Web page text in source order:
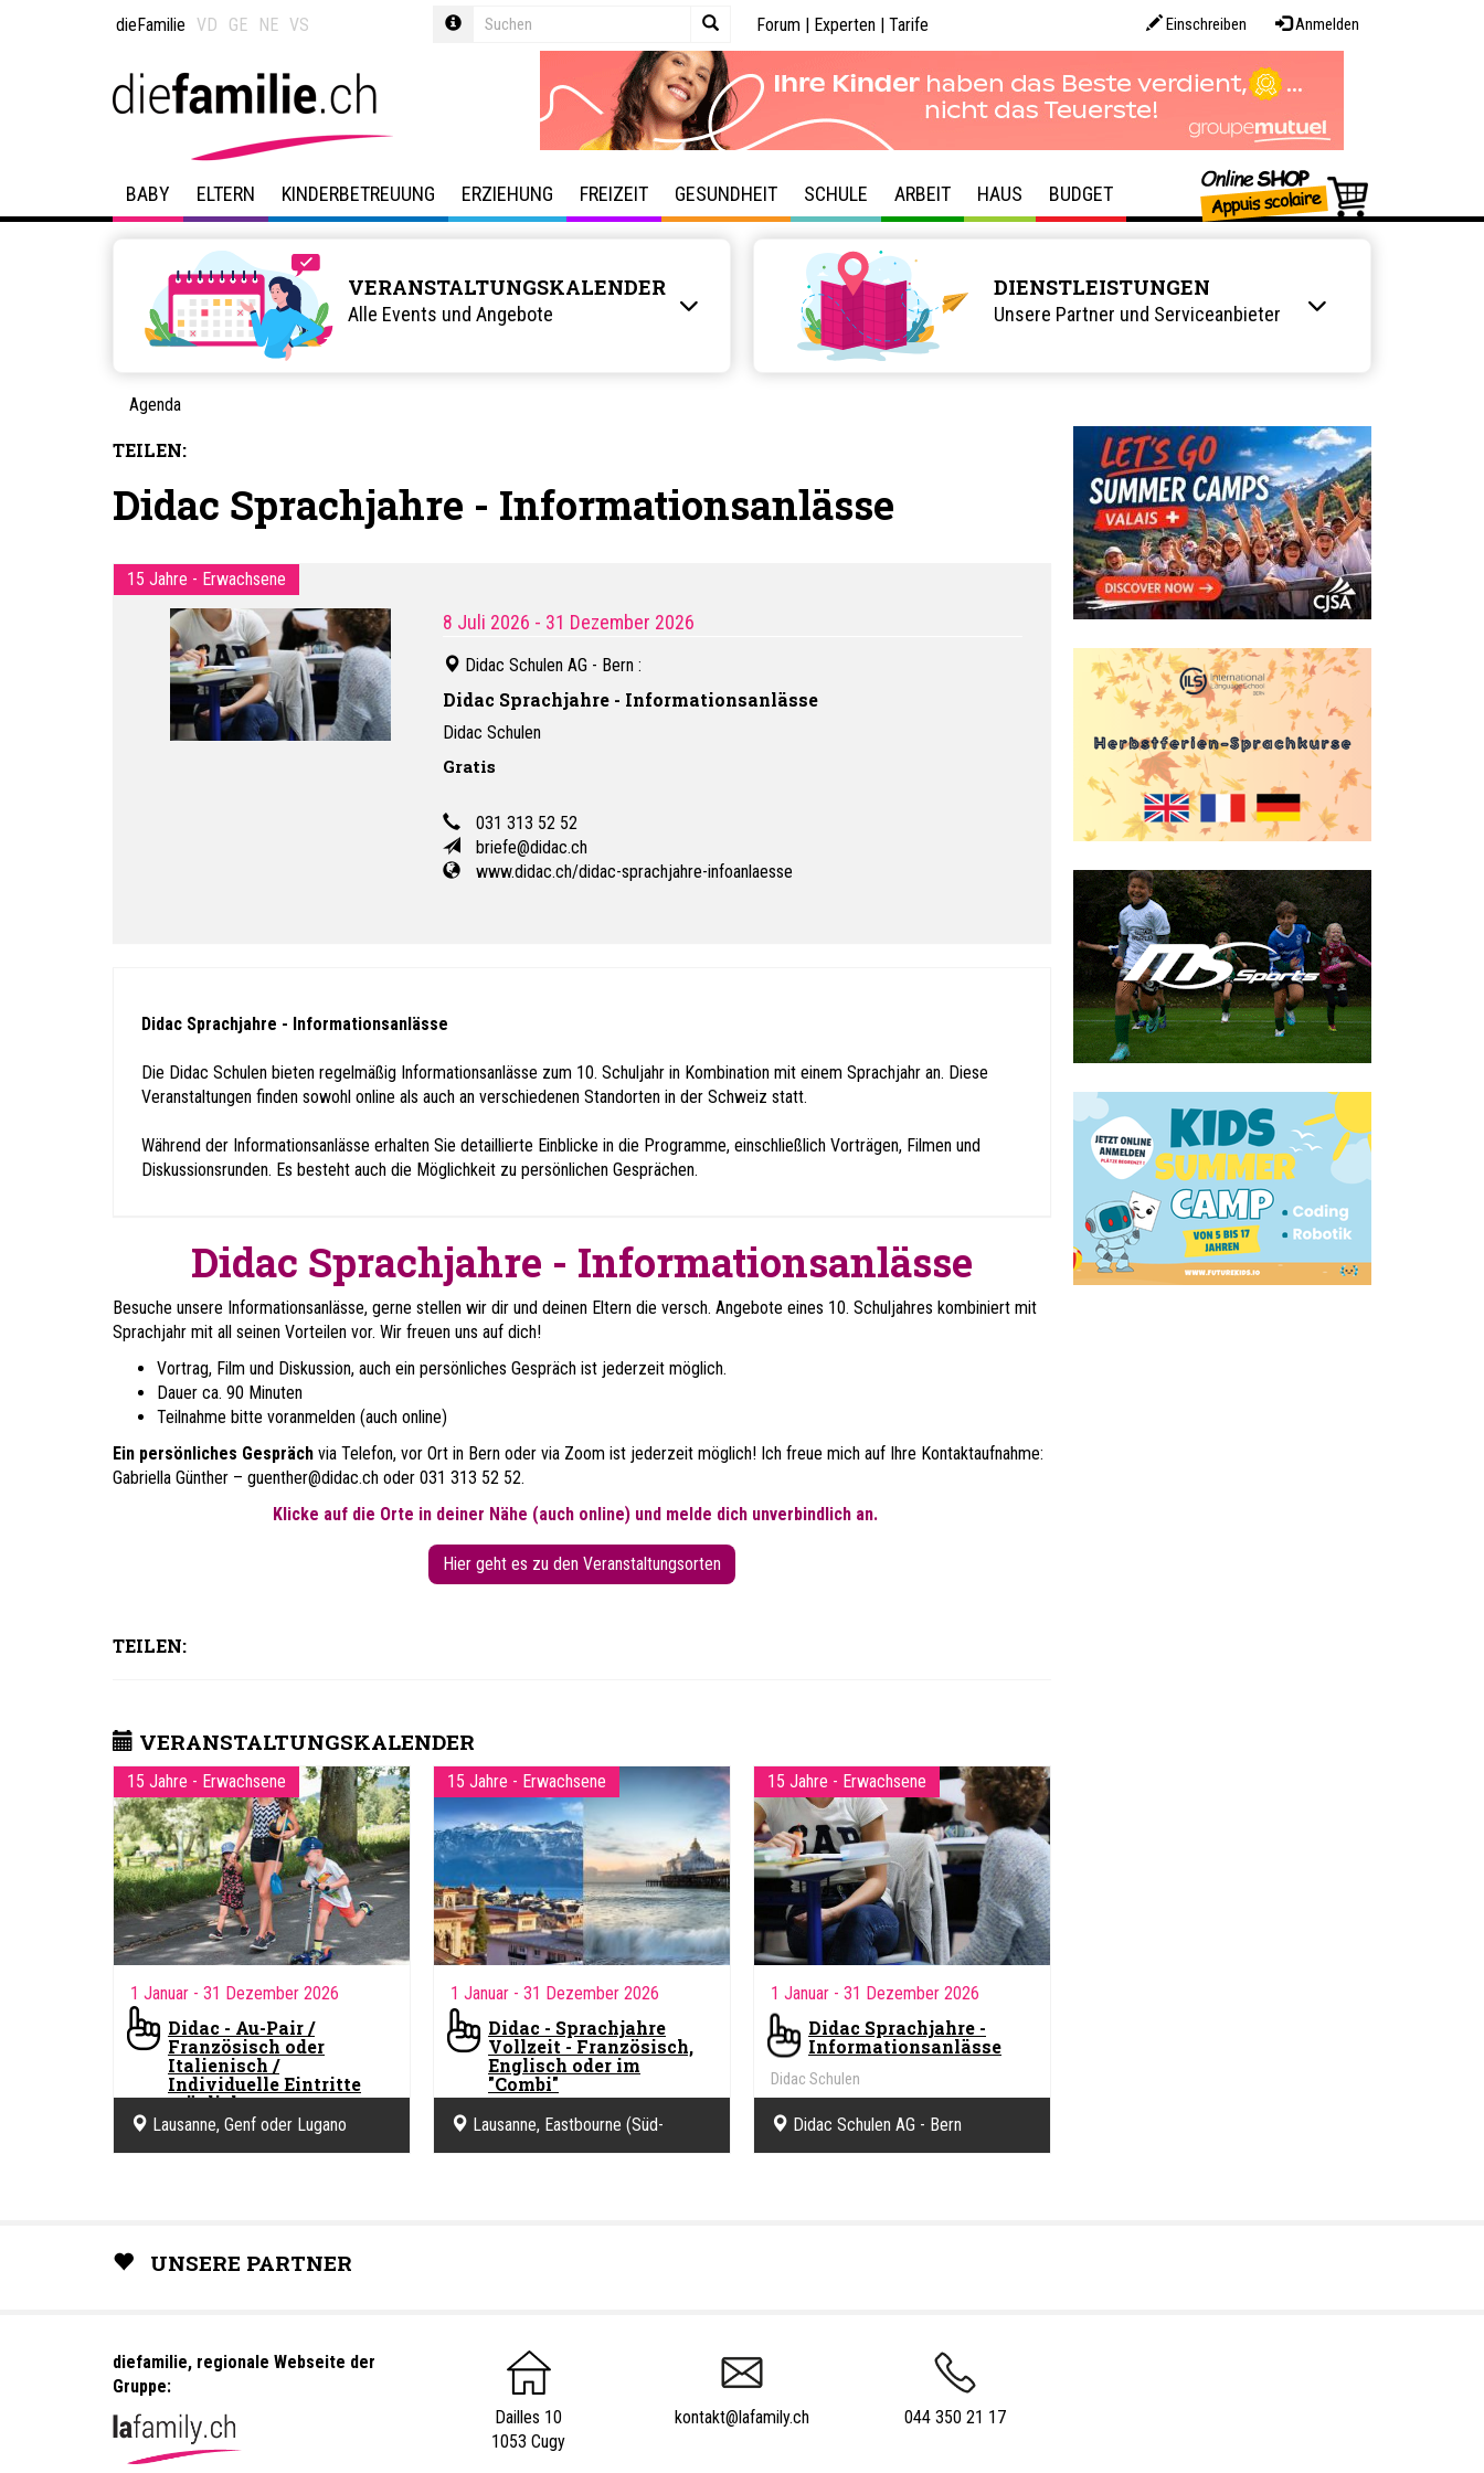
dieFamilie VD GE NE VS Einschreiben Anmelden
Forum | Experten | Tarife
BABY ELTERN KINDERBETREUUNG ERZIEHUNG FREIZEIT GESUNDHEIT SCHULE ARBEIT HAUS BUDGET
VERANSTALTUNGSKALENDER
Alle Events und Angebote
DIENSTLEISTUNGEN
Unsere Partner und Serviceanbieter
Agenda
TEILEN:
Didac Sprachjahre - Informationsanlässe
15 Jahre - Erwachsene
8 Juli 2026 - 31 Dezember 2026
Didac Schulen AG - Bern :
Didac Sprachjahre - Informationsanlässe
Didac Schulen
Gratis
031 313 52 52
briefe@didac.ch
www.didac.ch/didac-sprachjahre-infoanlaesse
Didac Sprachjahre - Informationsanlässe
Die Didac Schulen bieten regelmäßig Informationsanlässe zum 10. Schuljahr in Kombination mit einem Sprachjahr an. Diese
Veranstaltungen finden sowohl online als auch an verschiedenen Standorten in der Schweiz statt.
Während der Informationsanlässe erhalten Sie detaillierte Einblicke in die Programme, einschließlich Vorträgen, Filmen und
Diskussionsrunden. Es besteht auch die Möglichkeit zu persönlichen Gesprächen.
Didac Sprachjahre - Informationsanlässe
Besuche unsere Informationsanlässe, gerne stellen wir dir und deinen Eltern die versch. Angebote eines 10. Schuljahres kombiniert mit
Sprachjahr mit all seinen Vorteilen vor. Wir freuen uns auf dich!
Vortrag, Film und Diskussion, auch ein persönliches Gespräch ist jederzeit möglich.
Dauer ca. 90 Minuten
Teilnahme bitte voranmelden (auch online)
Ein persönliches Gespräch via Telefon, vor Ort in Bern oder via Zoom ist jederzeit möglich! Ich freue mich auf Ihre Kontaktaufnahme:
Gabriella Günther – guenther@didac.ch oder 031 313 52 52.
Klicke auf die Orte in deiner Nähe (auch online) und melde dich unverbindlich an.
Hier geht es zu den Veranstaltungsorten
TEILEN:
VERANSTALTUNGSKALENDER
15 Jahre - Erwachsene
1 Januar - 31 Dezember 2026
Didac - Au-Pair /
Französisch oder
Italienisch /
Individuelle Eintritte
möglich
Didac Schulen
Lausanne, Genf oder Lugano
15 Jahre - Erwachsene
1 Januar - 31 Dezember 2026
Didac - Sprachjahre
Vollzeit - Französisch,
Englisch oder im
"Combi"
Didac Schulen
Lausanne, Eastbourne (Süd-
15 Jahre - Erwachsene
1 Januar - 31 Dezember 2026
Didac Sprachjahre -
Informationsanlässe
Didac Schulen
Didac Schulen AG - Bern
UNSERE PARTNER
diefamilie, regionale Webseite der
Gruppe:
Dailles 10
1053 Cugy
kontakt@lafamily.ch 044 350 21 17